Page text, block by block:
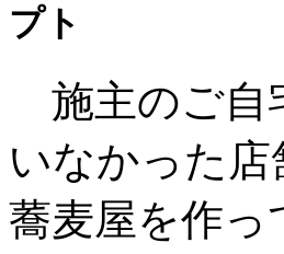
施主のご自
いなかった
蕎麦屋を作